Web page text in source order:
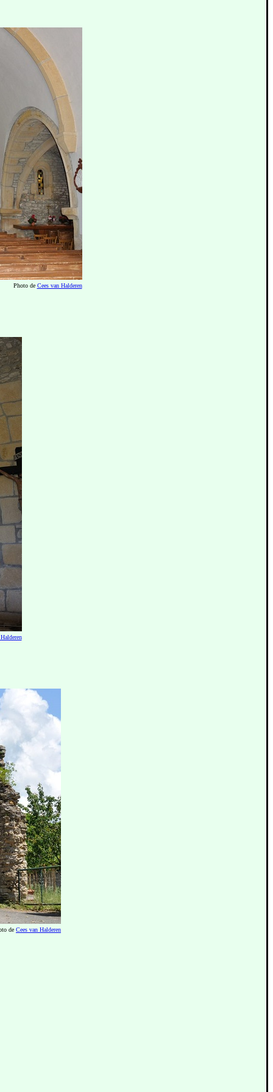
Photo de Cees van Halderen
de Cees van Halderen